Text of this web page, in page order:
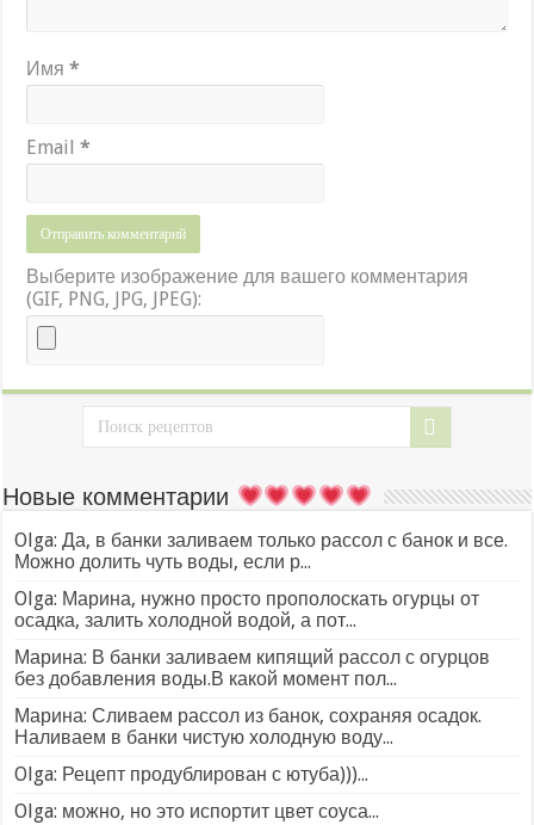
Имя*
Email*
Выберите изображение для вашего комментария
(GIF, PNG, JPG, JPEG):
Новые комментарии
Olga: Да, в банки заливаем только рассол с банок и все.
Можно долить чуть воды, если р...
Olga: Марина, нужно просто прополоскать огурцы от
осадка, залить холодной водой, а пот...
Марина: В банки заливаем кипящий рассол с огурцов
без добавления воды.В какой момент пол...
Марина: Сливаем рассол из банок, сохраняя осадок.
Наливаем в банки чистую холодную воду...
Olga: Рецепт продублирован с ютуба)))...
Olga: можно, но это испортит цвет соуса...